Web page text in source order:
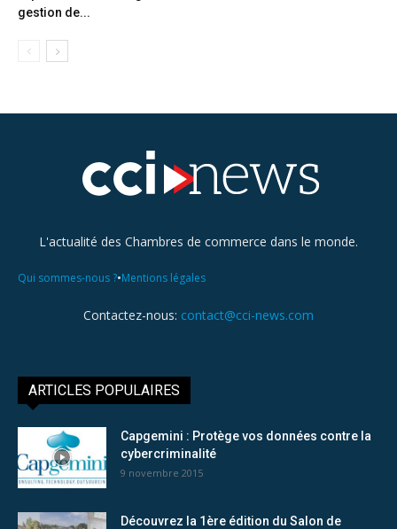
gestion de...
L'actualité des Chambres de commerce dans le monde.
Qui sommes-nous ?•Mentions légales
Contactez-nous: contact@cci-news.com
ARTICLES POPULAIRES
Capgemini : Protège vos données contre la
cybercriminalité
9 novembre 2015
Découvrez la 1ère édition du Salon de